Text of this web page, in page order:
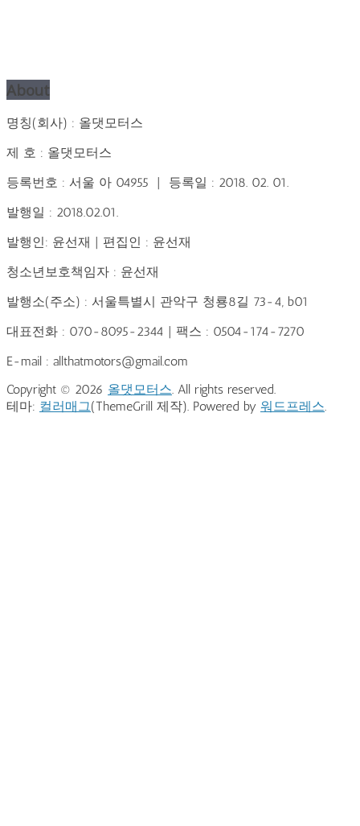
About
명칭(회사) : 올댓모터스
제 호 : 올댓모터스
등록번호 : 서울 아 04955 | 등록일 : 2018. 02. 01.
발행일 : 2018.02.01.
발행인: 윤선재 | 편집인 : 윤선재
청소년보호책임자 : 윤선재
발행소(주소) : 서울특별시 관악구 청룡8길 73-4, b01
대표전화 : 070-8095-2344 | 팩스 : 0504-174-7270
E-mail : allthatmotors@gmail.com
Copyright © 2026 올댓모터스. All rights reserved.
테마: 컬러매그(ThemeGrill 제작). Powered by 워드프레스.